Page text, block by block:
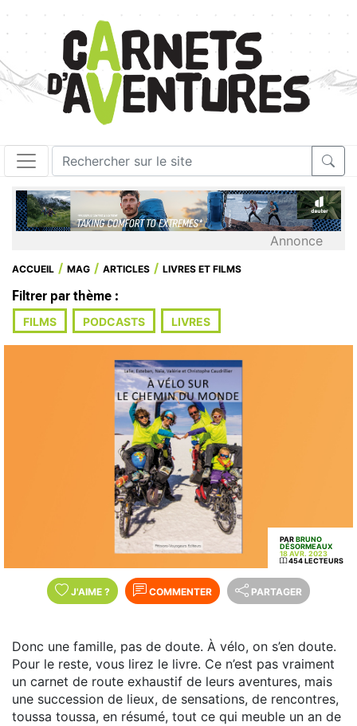
Annonce
ACCUEIL MAG ARTICLES LIVRES ET FILMS
Filtrer par thème :
FILMS PODCASTS LIVRES
PARBRUNO
DÉSORMEAUX
18 AVR. 2023
454 LECTEURS
J'AIME ? COMMENTER PARTAGER
Donc une famille, pas de doute. À vélo, on s’en doute.
Pour le reste, vous lirez le livre. Ce n’est pas vraiment
un carnet de route exhaustif de leurs aventures, mais
une succession de lieux, de sensations, de rencontres,
toussa toussa, en résumé, tout ce qui meuble un an de